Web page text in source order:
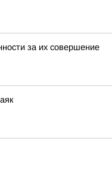
за их совершение